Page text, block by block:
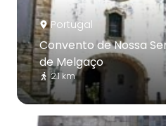
Portugal
Convento de Nossa
de Melgaço
2.1 km